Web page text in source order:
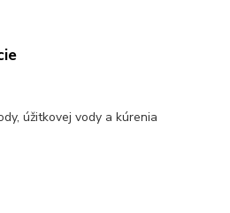
úžitkovej vody a kúrenia